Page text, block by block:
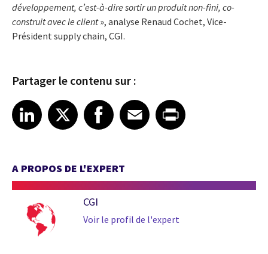
développement, c’est-à-dire sortir un produit non-fini, co-
construit avec le client», analyse Renaud Cochet, Vice-
Président supply chain, CGI.
Partager le contenu sur :
Share article on LinkedIn
LinkedIn
Share article on XShare article on Facebook
Facebook
Share article on Email
EmailShare article on Print
A PROPOS DE L'EXPERT
CGI
Voir le profil de l'expert